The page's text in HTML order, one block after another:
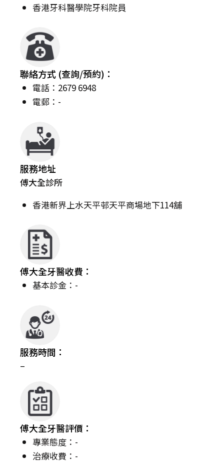
香港牙科醫學院牙科院員
聯絡方式 (查詢/預約)：
電話：2679 6948
電郵：-
服務地址
傅大全診所
香港新界上水天平邨天平商場地下114舖
傅大全牙醫收費：
基本診金：-
服務時間：
–
傅大全牙醫評價：
專業態度：-
治療收費：-